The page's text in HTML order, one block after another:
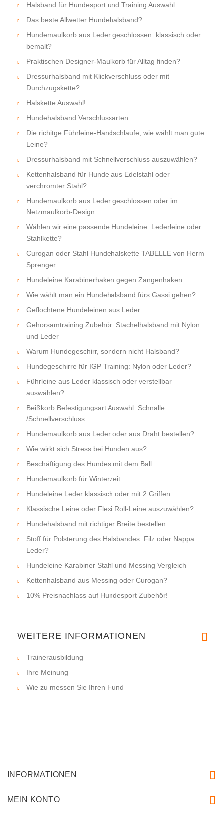
Halsband für Hundesport und Training Auswahl
Das beste Allwetter Hundehalsband?
Hundemaulkorb aus Leder geschlossen: klassisch oder
bemalt?
Praktischen Designer-Maulkorb für Alltag finden?
Dressurhalsband mit Klickverschluss oder mit
Durchzugskette?
Halskette Auswahl!
Hundehalsband Verschlussarten
Die richitge Führleine-Handschlaufe, wie wählt man gute
Leine?
Dressurhalsband mit Schnellverschluss auszuwählen?
Kettenhalsband für Hunde aus Edelstahl oder
verchromter Stahl?
Hundemaulkorb aus Leder geschlossen oder im
Netzmaulkorb-Design
Wählen wir eine passende Hundeleine: Lederleine oder
Stahlkette?
Curogan oder Stahl Hundehalskette TABELLE von Herm
Sprenger
Hundeleine Karabinerhaken gegen Zangenhaken
Wie wählt man ein Hundehalsband fürs Gassi gehen?
Geflochtene Hundeleinen aus Leder
Gehorsamtraining Zubehör: Stachelhalsband mit Nylon
und Leder
Warum Hundegeschirr, sondern nicht Halsband?
Hundegeschirre für IGP Training: Nylon oder Leder?
Führleine aus Leder klassisch oder verstellbar
auswählen?
Beißkorb Befestigungsart Auswahl: Schnalle
/Schnellverschluss
Hundemaulkorb aus Leder oder aus Draht bestellen?
Wie wirkt sich Stress bei Hunden aus?
Beschäftigung des Hundes mit dem Ball
Hundemaulkorb für Winterzeit
Hundeleine Leder klassisch oder mit 2 Griffen
Klassische Leine oder Flexi Roll-Leine auszuwählen?
Hundehalsband mit richtiger Breite bestellen
Stoff für Polsterung des Halsbandes: Filz oder Nappa
Leder?
Hundeleine Karabiner Stahl und Messing Vergleich
Kettenhalsband aus Messing oder Curogan?
10% Preisnachlass auf Hundesport Zubehör!
WEITERE INFORMATIONEN
Trainerausbildung
Ihre Meinung
Wie zu messen Sie Ihren Hund
INFORMATIONEN
MEIN KONTO